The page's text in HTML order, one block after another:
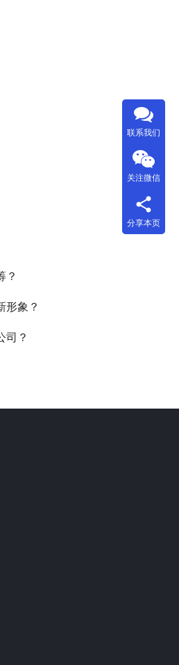
？
形象？
司？
联系我们
关注微信
分享本页